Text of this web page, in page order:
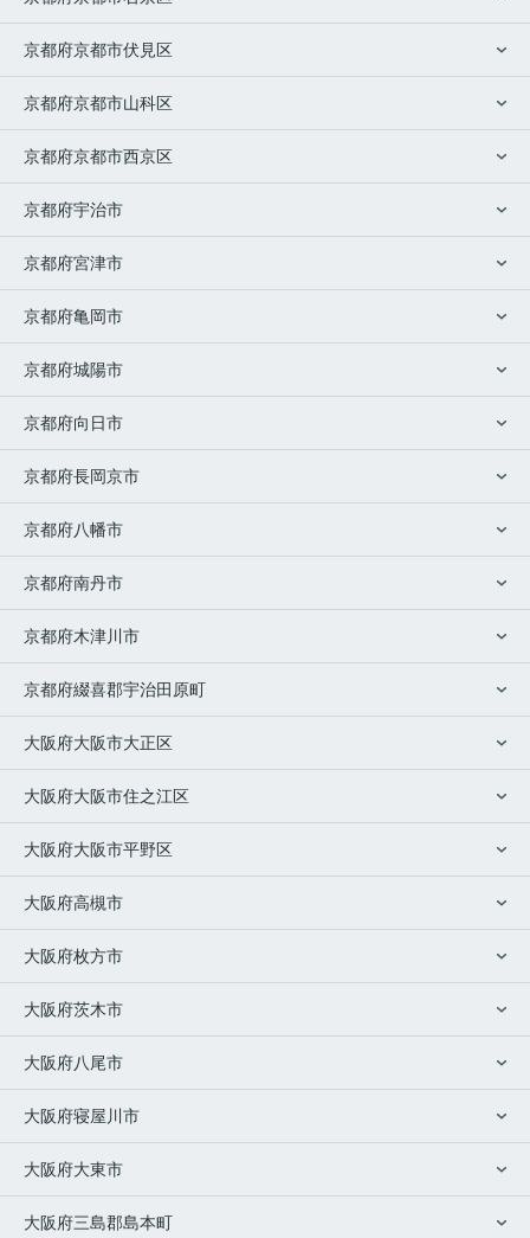
京都府京都市伏見区
京都府京都市山科区
京都府京都市西京区
京都府宇治市
京都府宮津市
京都府亀岡市
京都府城陽市
京都府向日市
京都府長岡京市
京都府八幡市
京都府南丹市
京都府木津川市
京都府綴喜郡宇治田原町
大阪府大阪市大正区
大阪府大阪市住之江区
大阪府大阪市平野区
大阪府高槻市
大阪府枚方市
大阪府茨木市
大阪府八尾市
大阪府寝屋川市
大阪府大東市
大阪府三島郡島本町